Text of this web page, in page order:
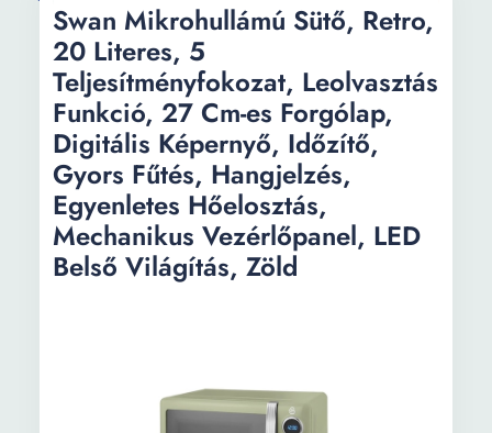
Swan Mikrohullámú Sütő, Retro,
20 Literes, 5
Teljesítményfokozat, Leolvasztás
Funkció, 27 Cm-es Forgólap,
Digitális Képernyő, Időzítő,
Gyors Fűtés, Hangjelzés,
Egyenletes Hőelosztás,
Mechanikus Vezérlőpanel, LED
Belső Világítás, Zöld